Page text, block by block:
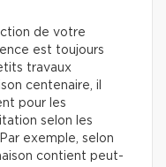
de votre
est toujours
travaux
centenaire, il
pour les
selon les
exemple, selon
contient peut-